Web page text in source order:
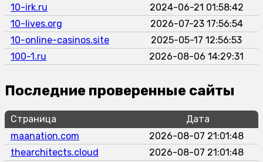
10-irk.ru
2024-06-21 01:58:42
10-lives.org
2026-07-23 17:56:54
10-online-casinos.site
2025-05-17 12:56:53
100-1.ru
2026-08-06 14:29:31
Последние проверенные сайты
Страница
Дата
maanation.com
2026-08-07 21:01:48
thearchitects.cloud
2026-08-07 21:01:48